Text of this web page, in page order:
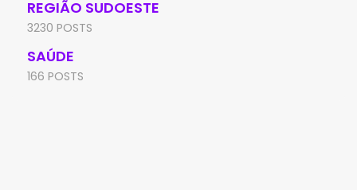
REGIÃO SUDOESTE
3230 POSTS
SAÚDE
166 POSTS